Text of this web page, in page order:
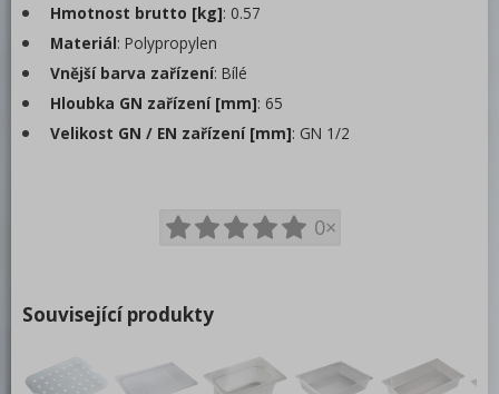
Rošty nerezové na knedlíky, plastové na
Hrnce, kastroly a rendlíky
Termoporty
Servírovací vozíky
Regálové vozíky
Barové zařízení, kávovary
Hmotnost brutto [kg]: 0.57
Materiál: Polypropylen
Vnější barva zařízení: Bílé
Hloubka GN zařízení [mm]: 65
Velikost GN / EN zařízení [mm]: GN 1/2
0×
Související produkty